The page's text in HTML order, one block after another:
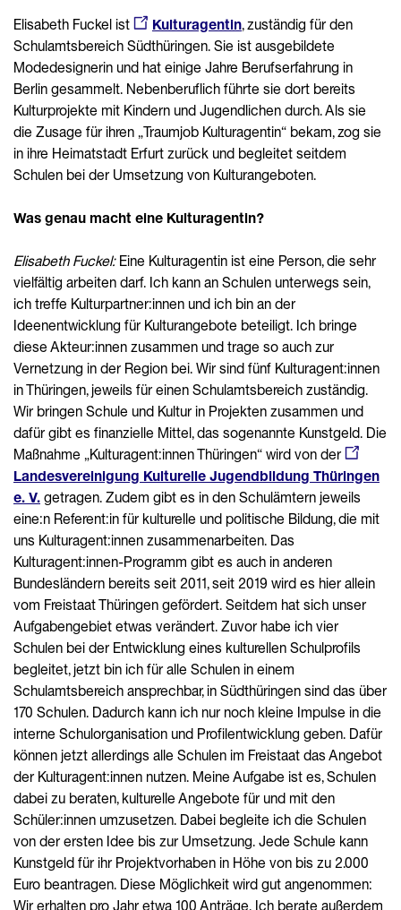
Elisabeth Fuckel ist Kulturagentin, zuständig für den
Schulamtsbereich Südthüringen. Sie ist ausgebildete
Modedesignerin und hat einige Jahre Berufserfahrung in
Berlin gesammelt. Nebenberuflich führte sie dort bereits
Kulturprojekte mit Kindern und Jugendlichen durch. Als sie
die Zusage für ihren „Traumjob Kulturagentin“ bekam, zog sie
in ihre Heimatstadt Erfurt zurück und begleitet seitdem
Schulen bei der Umsetzung von Kulturangeboten.
Was genau macht eine Kulturagentin?
Elisabeth Fuckel:Eine Kulturagentin ist eine Person, die sehr
vielfältig arbeiten darf. Ich kann an Schulen unterwegs sein,
ich treffe Kulturpartner:innen und ich bin an der
Ideenentwicklung für Kulturangebote beteiligt. Ich bringe
diese Akteur:innen zusammen und trage so auch zur
Vernetzung in der Region bei. Wir sind fünf Kulturagent:innen
in Thüringen, jeweils für einen Schulamtsbereich zuständig.
Wir bringen Schule und Kultur in Projekten zusammen und
dafür gibt es finanzielle Mittel, das sogenannte Kunstgeld. Die
Maßnahme „Kulturagent:innen Thüringen“ wird von der
Landesvereinigung Kulturelle Jugendbildung Thüringen
e. V. getragen. Zudem gibt es in den Schulämtern jeweils
eine:n Referent:in für kulturelle und politische Bildung, die mit
uns Kulturagent:innen zusammenarbeiten. Das
Kulturagent:innen-Programm gibt es auch in anderen
Bundesländern bereits seit 2011, seit 2019 wird es hier allein
vom Freistaat Thüringen gefördert. Seitdem hat sich unser
Aufgabengebiet etwas verändert. Zuvor habe ich vier
Schulen bei der Entwicklung eines kulturellen Schulprofils
begleitet, jetzt bin ich für alle Schulen in einem
Schulamtsbereich ansprechbar, in Südthüringen sind das über
170 Schulen. Dadurch kann ich nur noch kleine Impulse in die
interne Schulorganisation und Profilentwicklung geben. Dafür
können jetzt allerdings alle Schulen im Freistaat das Angebot
der Kulturagent:innen nutzen. Meine Aufgabe ist es, Schulen
dabei zu beraten, kulturelle Angebote für und mit den
Schüler:innen umzusetzen. Dabei begleite ich die Schulen
von der ersten Idee bis zur Umsetzung. Jede Schule kann
Kunstgeld für ihr Projektvorhaben in Höhe von bis zu 2.000
Euro beantragen. Diese Möglichkeit wird gut angenommen:
Wir erhalten pro Jahr etwa 100 Anträge. Ich berate außerdem